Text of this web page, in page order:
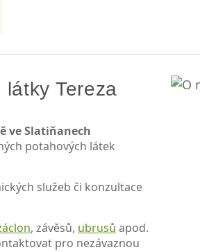
Tereza
ve Slatiňanech
potahových látek
služeb či konzultace
, závěsů, ubrusů apod.
pro nezávaznou